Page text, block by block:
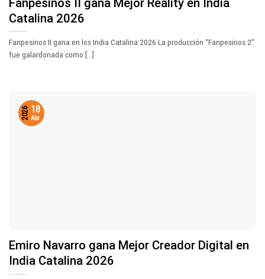
Catalina 2026
Fanpesinos II gana en los India Catalina 2026 La producción “Fanpesinos 2”
fue galardonada como [...]
Emiro Navarro gana Mejor Creador Digital en
India Catalina 2026
18
Abr
2026